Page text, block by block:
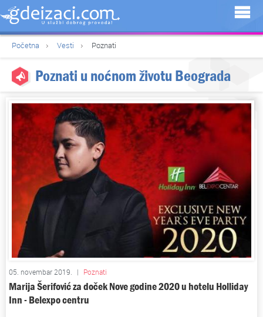
Početna Vesti Poznati
Poznati u noćnom životu Beograda
05. novembar 2019. | Poznati
Marija Šerifović za doček Nove godine 2020 u hotelu Holliday
Inn - Belexpo centru